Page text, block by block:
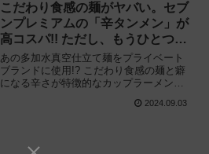
こだわり食感の麺がヤバい。セブ
ンプレミアムの「辛タンメン」が
高コスパ!! ただし、もうひとつヤ
バい部分も‥‥
あの多加水真空仕立て麺をプライベート
ブランドに使用!? こだわり食感の麺と癖
になる辛さが特徴的なカップラーメン登
と共同開発「セブンプレミアム 辛タンメ
2024.09.03